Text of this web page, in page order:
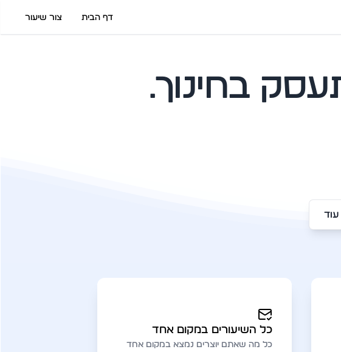
דף הבית צור שיעור
בחינוך.
כל השיעורים במקום אחד
כל מה שאתם יוצרים נמצא במקום אחד